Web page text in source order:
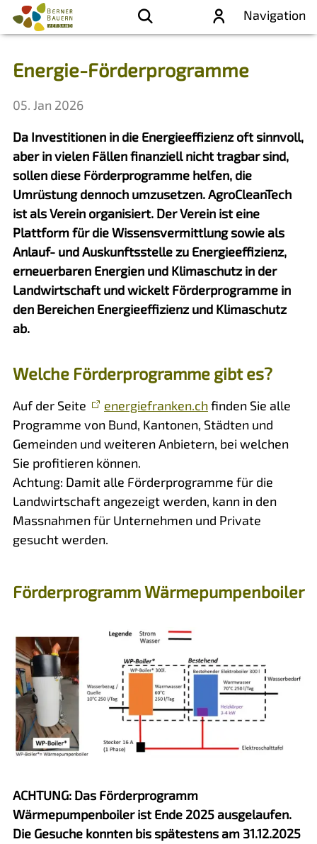
Navigation
Energie-Förderprogramme
05. Jan 2026
Da Investitionen in die Energieeffizienz oft sinnvoll,
aber in vielen Fällen finanziell nicht tragbar sind,
sollen diese Förderprogramme helfen, die
Umrüstung dennoch umzusetzen. AgroCleanTech
ist als Verein organisiert. Der Verein ist eine
Plattform für die Wissensvermittlung sowie als
Anlauf- und Auskunftsstelle zu Energieeffizienz,
erneuerbaren Energien und Klimaschutz in der
Landwirtschaft und wickelt Förderprogramme in
den Bereichen Energieeffizienz und Klimaschutz
ab.
Welche Förderprogramme gibt es?
Auf der Seite energiefranken.chfinden Sie alle
Programme von Bund, Kantonen, Städten und
Gemeinden und weiteren Anbietern, bei welchen
Sie profitieren können.
Achtung: Damit alle Förderprogramme für die
Landwirtschaft angezeigt werden, kann in den
Massnahmen für Unternehmen und Private
gesucht werden.
Förderprogramm Wärmepumpenboiler
ACHTUNG: Das Förderprogramm
Wärmepumpenboiler ist Ende 2025 ausgelaufen.
Die Gesuche konnten bis spätestens am 31.12.2025